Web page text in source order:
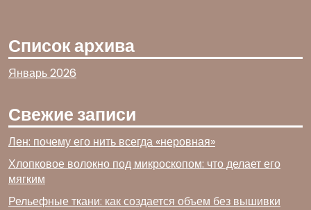
Список архива
Январь 2026
Свежие записи
Лен: почему его нить всегда «неровная»
Хлопковое волокно под микроскопом: что делает его
мягким
Рельефные ткани: как создается объем без вышивки